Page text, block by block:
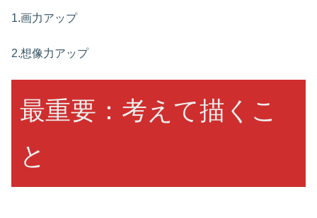
1.画力アップ
2.想像力アップ
最重要：考えて描くこ
と